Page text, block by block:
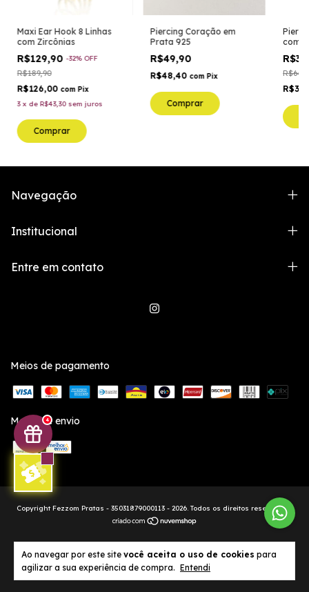
4
Ao navegar por este site você aceita o uso de cookies para
agilizar a sua experiência de compra. Entendi
Maxi Ear Hook 8 Linhas
com Zircônias
R$129,90-32% OFF
R$189,90
R$126,00 com Pix
3 x de R$43,30 sem juros
Piercing Coração em
Prata 925
R$49,90
R$48,40 com Pix
com
Navegação
Institucional
Entre em contato
Meios de pagamento
Meios de envio
Copyright Fezzom Pratas - 35031879000113 - 2026. Todos os direitos reservados.